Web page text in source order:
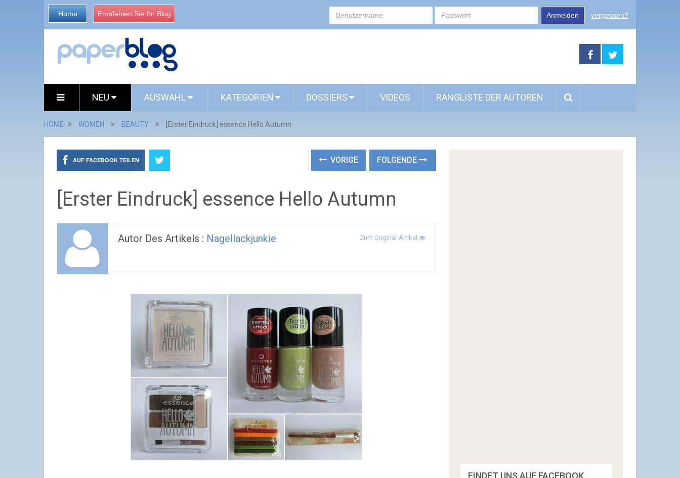
Home Empfehlen Sie Ihr Blog Anmelden vergessen?
NEU AUSWAHL KATEGORIEN DOSSIERS VIDEOS RANGLISTE DER AUTOREN
HOME WOMEN BEAUTY [Erster Eindruck] essence Hello Autumn
AUF FACEBOOK TEILEN VORIGE FOLGENDE
[Erster Eindruck] essence Hello Autumn
Autor Des Artikels : Nagellackjunkie Zum Original-Artikel
FINDET UNS AUF FACEBOOK